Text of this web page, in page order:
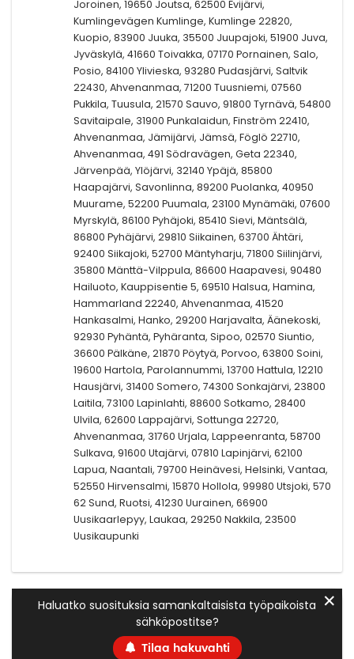
Joroinen, 19650 Joutsa, 62500 Evijärvi,
Kumlingevägen Kumlinge, Kumlinge 22820,
Kuopio, 83900 Juuka, 35500 Juupajoki, 51900 Juva,
Jyväskylä, 41660 Toivakka, 07170 Pornainen, Salo,
Posio, 84100 Ylivieska, 93280 Pudasjärvi, Saltvik
22430, Ahvenanmaa, 71200 Tuusniemi, 07560
Pukkila, Tuusula, 21570 Sauvo, 91800 Tyrnävä, 54800
Savitaipale, 31900 Punkalaidun, Finström 22410,
Ahvenanmaa, Jämijärvi, Jämsä, Föglö 22710,
Ahvenanmaa, 491 Södravägen, Geta 22340,
Järvenpää, Ylöjärvi, 32140 Ypäjä, 85800
Haapajärvi, Savonlinna, 89200 Puolanka, 40950
Muurame, 52200 Puumala, 23100 Mynämäki, 07600
Myrskylä, 86100 Pyhäjoki, 85410 Sievi, Mäntsälä,
86800 Pyhäjärvi, 29810 Siikainen, 63700 Ähtäri,
92400 Siikajoki, 52700 Mäntyharju, 71800 Siilinjärvi,
35800 Mänttä-Vilppula, 86600 Haapavesi, 90480
Hailuoto, Kauppisentie 5, 69510 Halsua, Hamina,
Hammarland 22240, Ahvenanmaa, 41520
Hankasalmi, Hanko, 29200 Harjavalta, Äänekoski,
92930 Pyhäntä, Pyhäranta, Sipoo, 02570 Siuntio,
36600 Pälkäne, 21870 Pöytyä, Porvoo, 63800 Soini,
19600 Hartola, Parolannummi, 13700 Hattula, 12210
Hausjärvi, 31400 Somero, 74300 Sonkajärvi, 23800
Laitila, 73100 Lapinlahti, 88600 Sotkamo, 28400
Ulvila, 62600 Lappajärvi, Sottunga 22720,
Ahvenanmaa, 31760 Urjala, Lappeenranta, 58700
Sulkava, 91600 Utajärvi, 07810 Lapinjärvi, 62100
Lapua, Naantali, 79700 Heinävesi, Helsinki, Vantaa,
52550 Hirvensalmi, 15870 Hollola, 99980 Utsjoki, 570
62 Sund, Ruotsi, 41230 Uurainen, 66900
Uusikaarlepyy, Laukaa, 29250 Nakkila, 23500
Uusikaupunki
Haluatko suosituksia samankaltaisista työpaikoista
sähköpostitse?
Tilaa hakuvahti
✕